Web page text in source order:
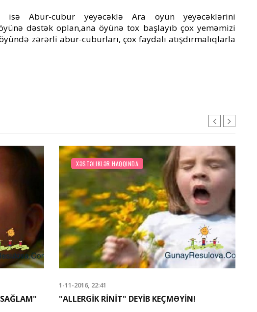
Abur-cubur yeyəcəklə Ara öyün yeyəcəklərini
öyünə dəstək oplan,ana öyünə tox başlayıb çox yeməmizi
zərərli abur-cuburları, çox faydalı atışdırmalıqlarla
XƏSTƏLIKLƏR HAQQINDA
1-11-2016, 22:41
"ALLERGİK RİNİT" DEYİB KEÇMƏYİN!